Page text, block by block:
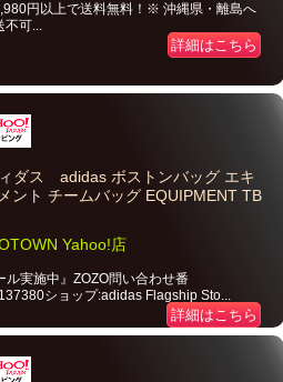
円以上で送料無料！※ 沖縄県・離島へ
不可...
詳細はこちら
ダス adidas ボストンバッグ エキ
ント チームバッグ EQUIPMENT TB
Yahoo!店
ル実施中』ZOZO問い合わせ番
ショップ:adidas Flagship Sto...
詳細はこちら